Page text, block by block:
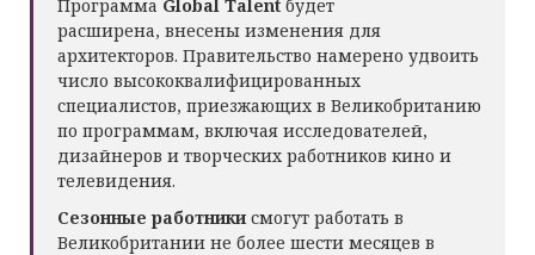
Программа Global Talent будет
расширена, внесены изменения для
архитекторов. Правительство намерено удвоить
число высококвалифицированных
специалистов, приезжающих в Великобританию
по программам, включая исследователей,
дизайнеров и творческих работников кино и
телевидения.
Сезонные работникисмогут работать в
Великобритании не более шести месяцев в